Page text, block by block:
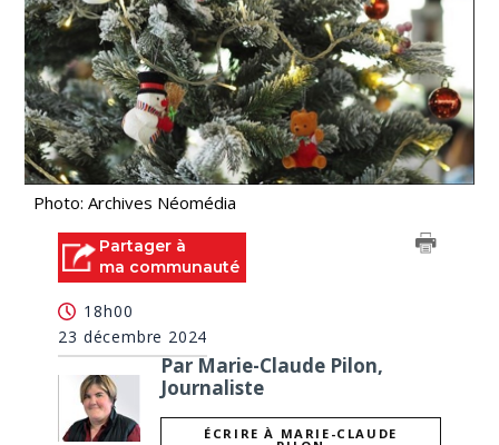
Photo: Archives Néomédia
Partager à
ma communauté
18h00
23 décembre 2024
Par Marie-Claude Pilon,
Journaliste
ÉCRIRE À MARIE-CLAUDE